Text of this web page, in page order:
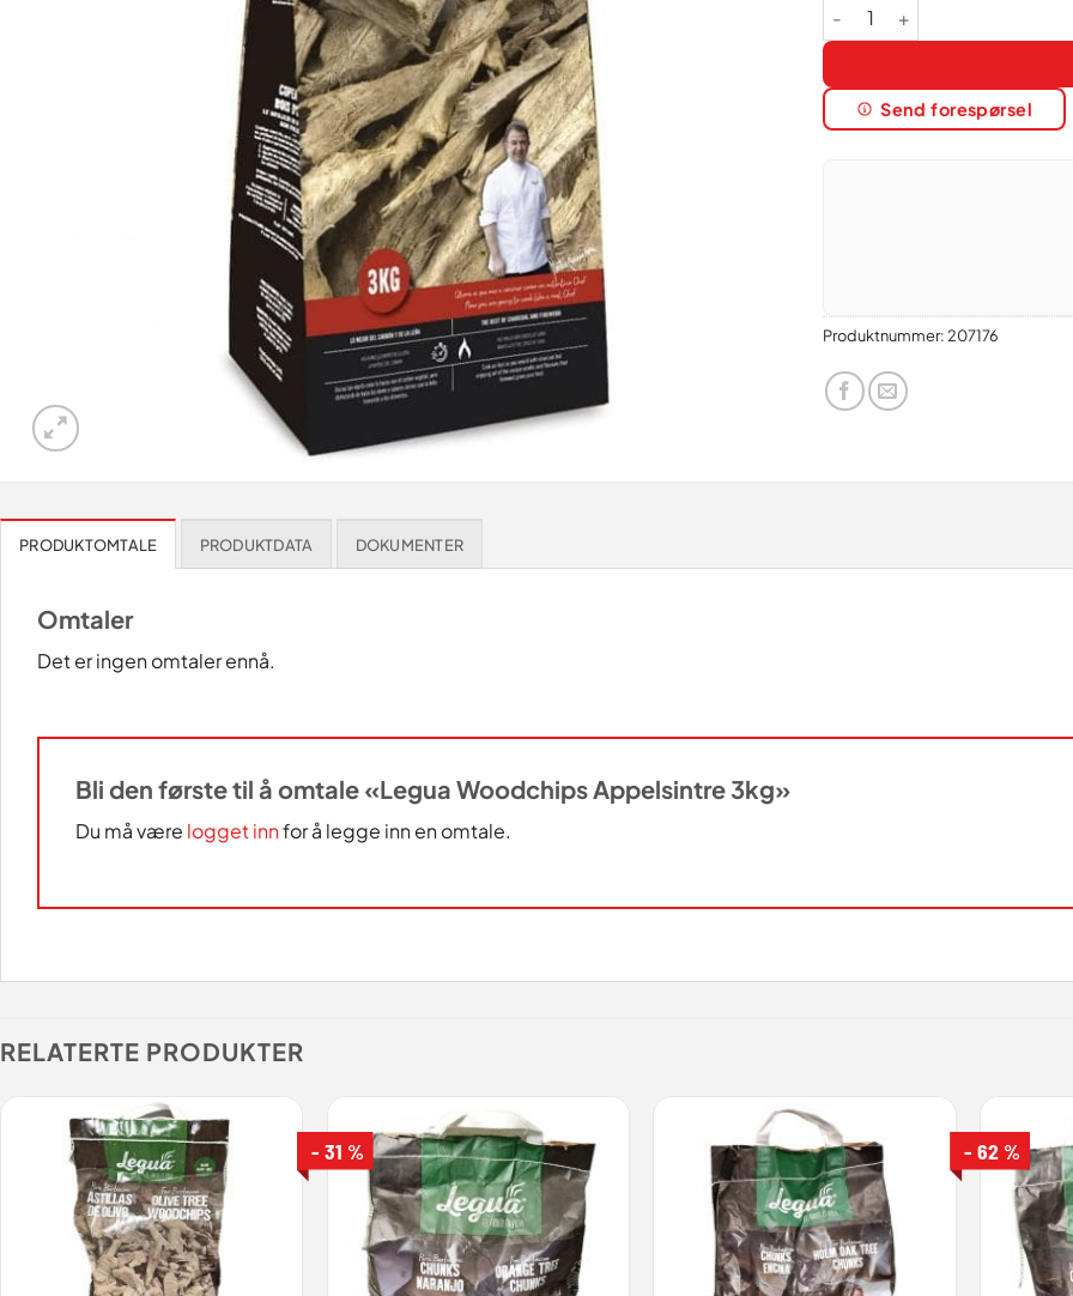
Send forespørsel
Produktnummer:207176
PRODUKTOMTALE PRODUKTDATA DOKUMENTER
Omtaler
Det er ingen omtaler ennå.
Bli den første til å omtale «Legua Woodchips Appelsintre 3kg»
Du må være logget innfor å legge inn en omtale.
RELATERTE PRODUKTER
- 31 % - 62 %